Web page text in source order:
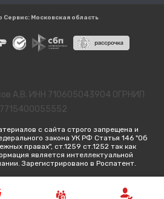
Сервис: Московская область
А.В. ИНН 710605043904 ОГРНИП
с сайта строго запрещена и
закона УК РФ Статья 146 "Об
правах", ст.1259 ст.1252 так как
является интеллектуальной
Зарегистрировано в Роспатент.